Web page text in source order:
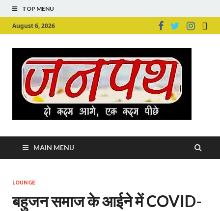
TOP MENU
August 6, 2026
MAIN MENU
LOUNGE
बहुजन समाज के आईने में COVID-